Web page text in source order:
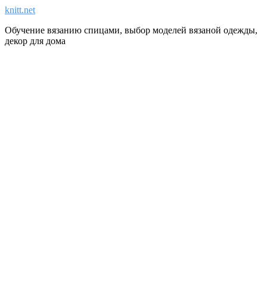
knitt.net
Обучение вязанию спицами, выбор моделей вязаной одежды,
декор для дома